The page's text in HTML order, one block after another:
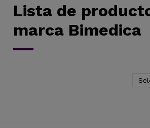
Lista de
marca Bimedica